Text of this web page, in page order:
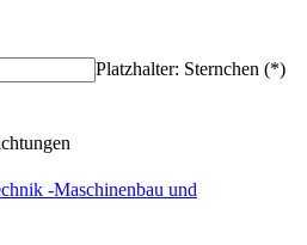
Platzhalter: Sternchen (*)
-Maschinenbau und